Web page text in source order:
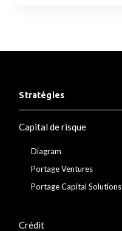
Stratégies
Capital de risque
Diagram
Portage Ventures
Portage Capital Solutions
Crédit